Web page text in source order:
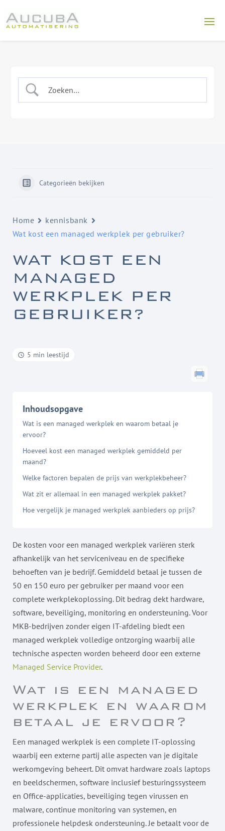
Categorieën bekijken
Home
kennisbank
Wat kost een managed werkplek per gebruiker?
WAT KOST EEN
MANAGED
WERKPLEK PER
GEBRUIKER?
5 min leestijd
Inhoudsopgave
Wat is een managed werkplek en waarom betaal je
ervoor?
Hoeveel kost een managed werkplek gemiddeld per
maand?
Welke factoren bepalen de prijs van werkplekbeheer?
Wat zit er allemaal in een managed werkplek pakket?
Hoe vergelijk je managed werkplek aanbieders op prijs?
De kosten voor een managed werkplek variëren sterk
afhankelijk van het serviceniveau en de specifieke
behoeften van je bedrijf. Gemiddeld betaal je tussen de
50 en 150 euro per gebruiker per maand voor een
complete werkplekoplossing. Dit bedrag dekt hardware,
software, beveiliging, monitoring en ondersteuning. Voor
MKB-bedrijven zonder eigen IT-afdeling biedt een
managed werkplek volledige ontzorging waarbij alle
technische aspecten worden beheerd door een externe
Managed Service Provider.
Wat is een managed
werkplek en waarom
betaal je ervoor?
Een managed werkplek is een complete IT-oplossing
waarbij een externe partij alle aspecten van je digitale
werkomgeving beheert. Dit omvat hardware zoals laptops
en beeldschermen, software inclusief besturingssysteem
en Office-applicaties, beveiliging tegen virussen en
malware, continue monitoring van systemen, en
professionele helpdesk ondersteuning. Je betaalt voor de